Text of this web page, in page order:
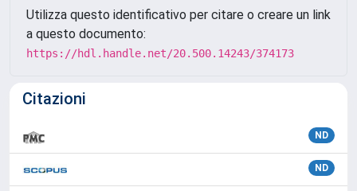
Utilizza questo identificativo per citare o creare un link
a questo documento:
https://hdl.handle.net/20.500.14243/374173
Citazioni
ND
ND